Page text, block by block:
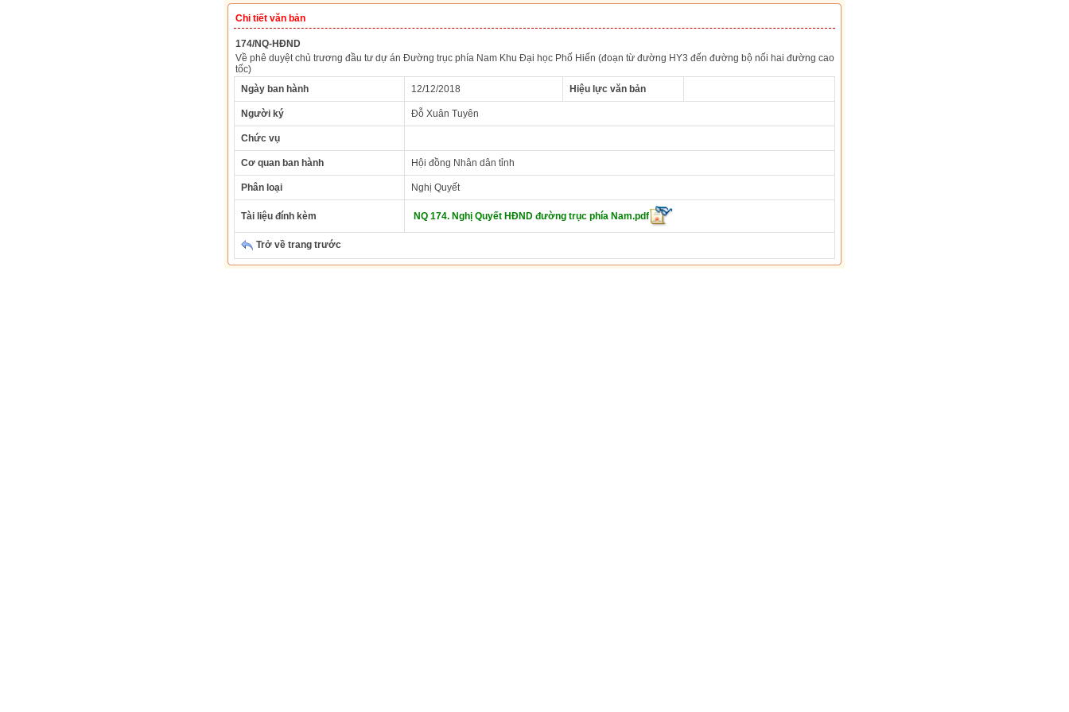
Chi tiết văn bản
174/NQ-HĐND
Về phê duyệt chủ trương đầu tư dự án Đường trục phía Nam Khu Đại học Phố Hiến (đoạn từ đường HY3 đến đường bộ nối hai đường cao
tốc)
Ngày ban hành
12/12/2018 Hiệu lực văn bản
Người ký Đỗ Xuân Tuyên
Chức vụ
Cơ quan ban hành Hội đồng Nhân dân tỉnh
Phân loại Nghị Quyết
Tài liệu đính kèm NQ 174. Nghị Quyết HĐND đường trục phía Nam.pdf
Trở về trang trước